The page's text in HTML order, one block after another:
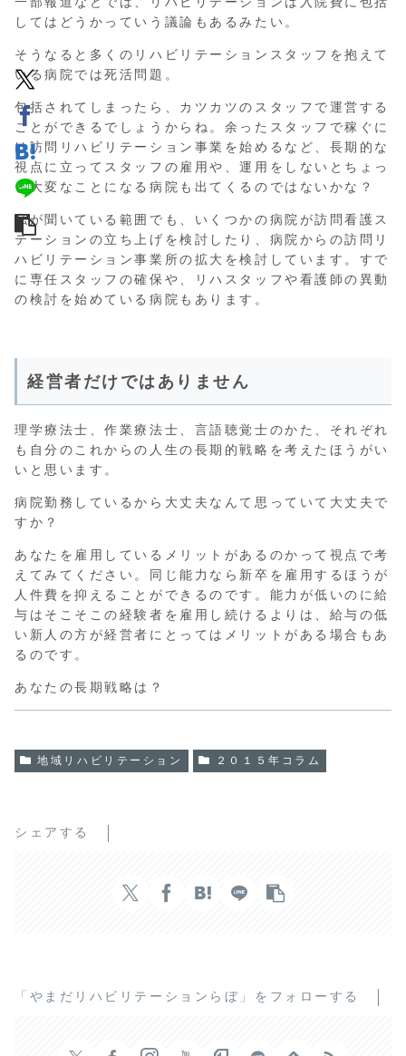
してはどうかっていう議論もあるみたい。
そうなると多くのリハビリテーションスタッフを抱えて
いる病院では死活問題。
包括されてしまったら、カツカツのスタッフで運営する
ことができるでしょうからね。余ったスタッフで稼ぐに
は訪問リハビリテーション事業を始めるなど、長期的な
視点に立ってスタッフの雇用や、運用をしないとちょっ
と大変なことになる病院も出てくるのではないかな？
私が聞いている範囲でも、いくつかの病院が訪問看護ス
テーションの立ち上げを検討したり、病院からの訪問リ
ハビリテーション事業所の拡大を検討しています。すで
に専任スタッフの確保や、リハスタッフや看護師の異動
の検討を始めている病院もあります。
経営者だけではありません
理学療法士、作業療法士、言語聴覚士のかた、それぞれ
も自分のこれからの人生の長期的戦略を考えたほうがい
いと思います。
病院勤務しているから大丈夫なんて思っていて大丈夫で
すか？
あなたを雇用しているメリットがあるのかって視点で考
えてみてください。同じ能力なら新卒を雇用するほうが
人件費を抑えることができるのです。能力が低いのに給
与はそこそこの経験者を雇用し続けるよりは、給与の低
い新人の方が経営者にとってはメリットがある場合もあ
るのです。
あなたの長期戦略は？
地域リハビリテーション ２０１５年コラム
シェアする
「やまだリハビリテーションらぼ」をフォローする